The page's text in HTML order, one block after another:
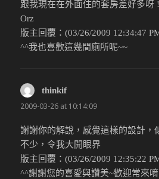
跟我現在在外面住的套房差好多呀
Orz
版主回覆：(03/26/2009 12:34:47
^^我也喜歡這幾間廁所呢~~
thinkif
2009-03-26 at 10:14:09
謝謝你的解說，感覺這樣的設計，
不少，令我大開眼界
版主回覆：(03/26/2009 12:35:22
^^謝謝您的喜愛與讚美~歡迎常來